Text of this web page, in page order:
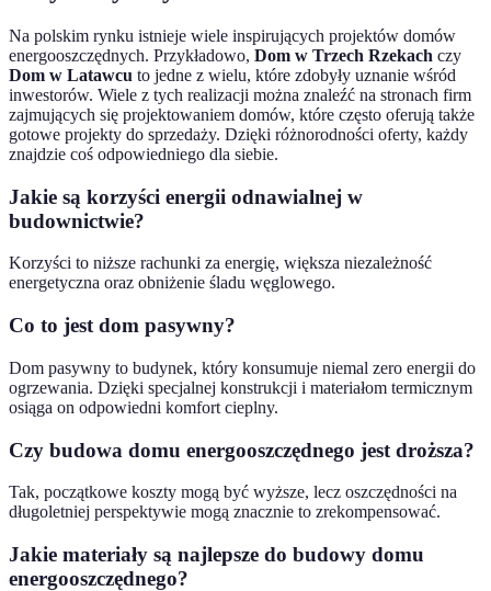
Na polskim rynku istnieje wiele inspirujących projektów domów
energooszczędnych. Przykładowo, Dom w Trzech Rzekach czy
Dom w Latawcu to jedne z wielu, które zdobyły uznanie wśród
inwestorów. Wiele z tych realizacji można znaleźć na stronach firm
zajmujących się projektowaniem domów, które często oferują także
gotowe projekty do sprzedaży. Dzięki różnorodności oferty, każdy
znajdzie coś odpowiedniego dla siebie.
Jakie są korzyści energii odnawialnej w
budownictwie?
Korzyści to niższe rachunki za energię, większa niezależność
energetyczna oraz obniżenie śladu węglowego.
Co to jest dom pasywny?
Dom pasywny to budynek, który konsumuje niemal zero energii do
ogrzewania. Dzięki specjalnej konstrukcji i materiałom termicznym
osiąga on odpowiedni komfort cieplny.
Czy budowa domu energooszczędnego jest droższa?
Tak, początkowe koszty mogą być wyższe, lecz oszczędności na
długoletniej perspektywie mogą znacznie to zrekompensować.
Jakie materiały są najlepsze do budowy domu
energooszczędnego?